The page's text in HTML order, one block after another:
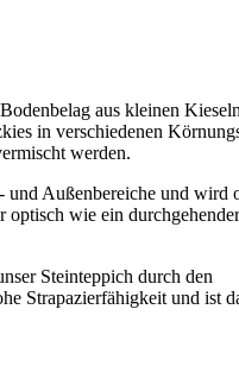
aus kleinen
in verschiedenen
werden.
und Außenbereiche und wird
optisch wie ein
Steinteppich durch den
Strapazierfähigkeit und ist